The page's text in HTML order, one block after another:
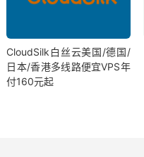
CloudSilk白丝云美国/德国/
日本/香港多线路便宜VPS年
付160元起